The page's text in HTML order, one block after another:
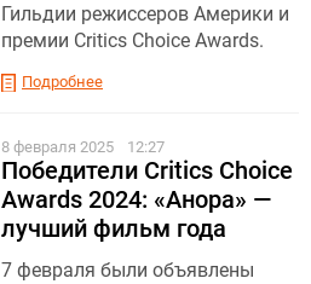
Гильдии режиссеров Америки и
премии Critics Choice Awards.
Подробнее
8 февраля 2025 12:27
Победители Critics Choice
Awards 2024: «Анора» —
лучший фильм года
7 февраля были объявлены